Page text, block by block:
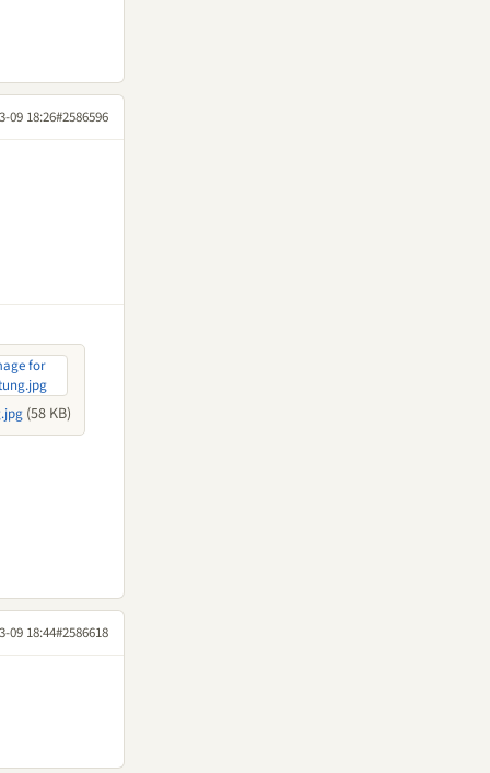
09 18:26#2586596
(58 KB)
09 18:44#2586618